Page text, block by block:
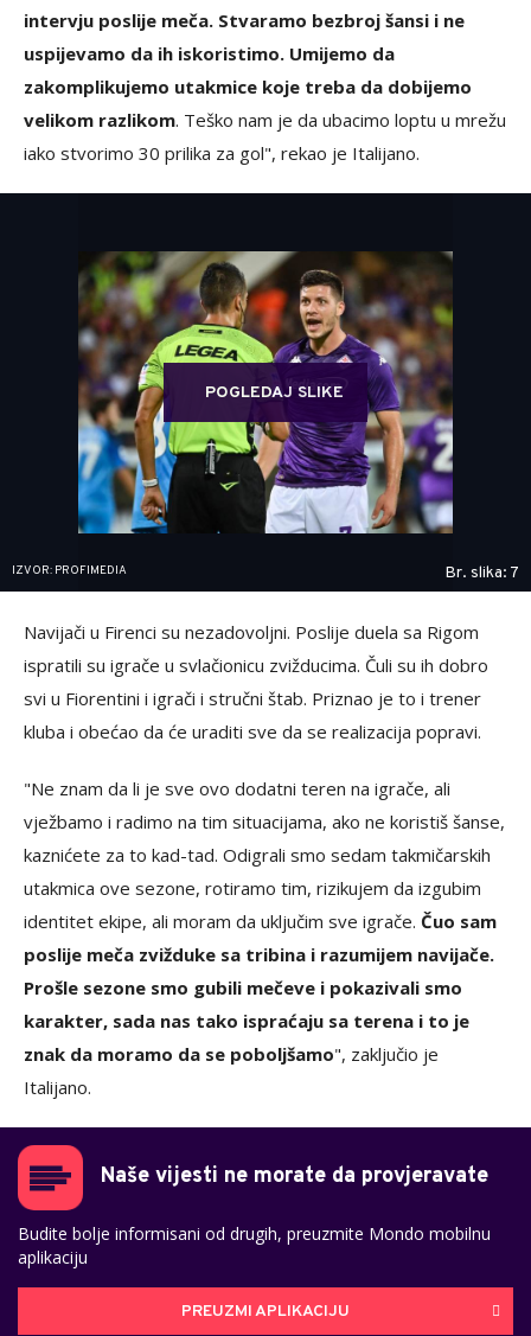
intervju poslije meča. Stvaramo bezbroj šansi i ne
uspijevamo da ih iskoristimo. Umijemo da
zakomplikujemo utakmice koje treba da dobijemo
velikom razlikom. Teško nam je da ubacimo loptu u mrežu
iako stvorimo 30 prilika za gol", rekao je Italijano.
POGLEDAJ SLIKE
IZVOR: PROFIMEDIA Br. slika: 7
Navijači u Firenci su nezadovoljni. Poslije duela sa Rigom
ispratili su igrače u svlačionicu zvižducima. Čuli su ih dobro
svi u Fiorentini i igrači i stručni štab. Priznao je to i trener
kluba i obećao da će uraditi sve da se realizacija popravi.
"Ne znam da li je sve ovo dodatni teren na igrače, ali
vježbamo i radimo na tim situacijama, ako ne koristiš šanse,
kaznićete za to kad-tad. Odigrali smo sedam takmičarskih
utakmica ove sezone, rotiramo tim, rizikujem da izgubim
identitet ekipe, ali moram da uključim sve igrače. Čuo sam
poslije meča zvižduke sa tribina i razumijem navijače.
Prošle sezone smo gubili mečeve i pokazivali smo
karakter, sada nas tako ispraćaju sa terena i to je
znak da moramo da se poboljšamo", zaključio je
Italijano.
Naše vijesti ne morate da provjeravate
Budite bolje informisani od drugih, preuzmite Mondo mobilnu
aplikaciju
PREUZMI APLIKACIJU